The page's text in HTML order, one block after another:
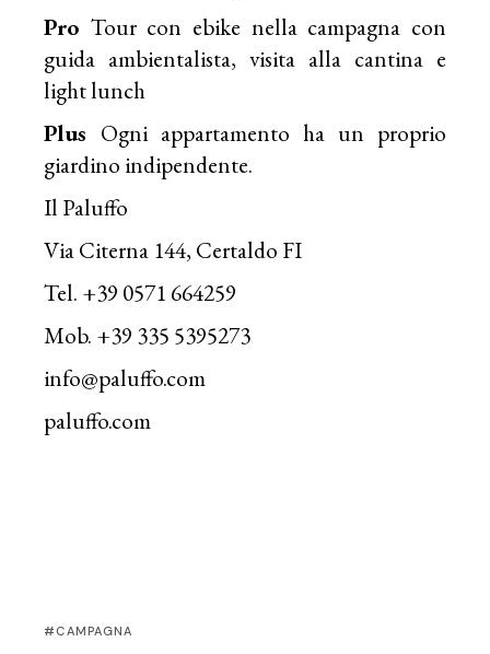
Pro Tour con ebike nella campagna con
guida ambientalista, visita alla cantina e
light lunch
Plus Ogni appartamento ha un proprio
giardino indipendente.
Il Paluffo
Via Citerna 144, Certaldo FI
Tel. +39 0571 664259
Mob. +39 335 5395273
info@paluffo.com
paluffo.com
CAMPAGNA